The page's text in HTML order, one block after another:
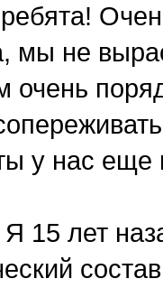
мы не
очень
у нас еще
Я 15 лет